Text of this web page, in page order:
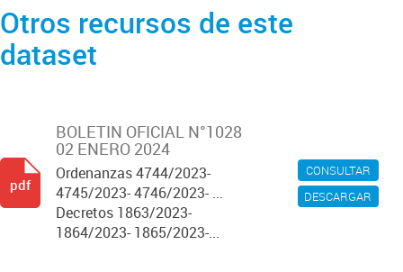
Otros recursos de este
dataset
CONSULTAR
DESCARGAR
BOLETIN OFICIAL N°1028
02 ENERO 2024
Ordenanzas 4744/2023-
4745/2023- 4746/2023- ...
Decretos 1863/2023-
1864/2023- 1865/2023-...
pdf